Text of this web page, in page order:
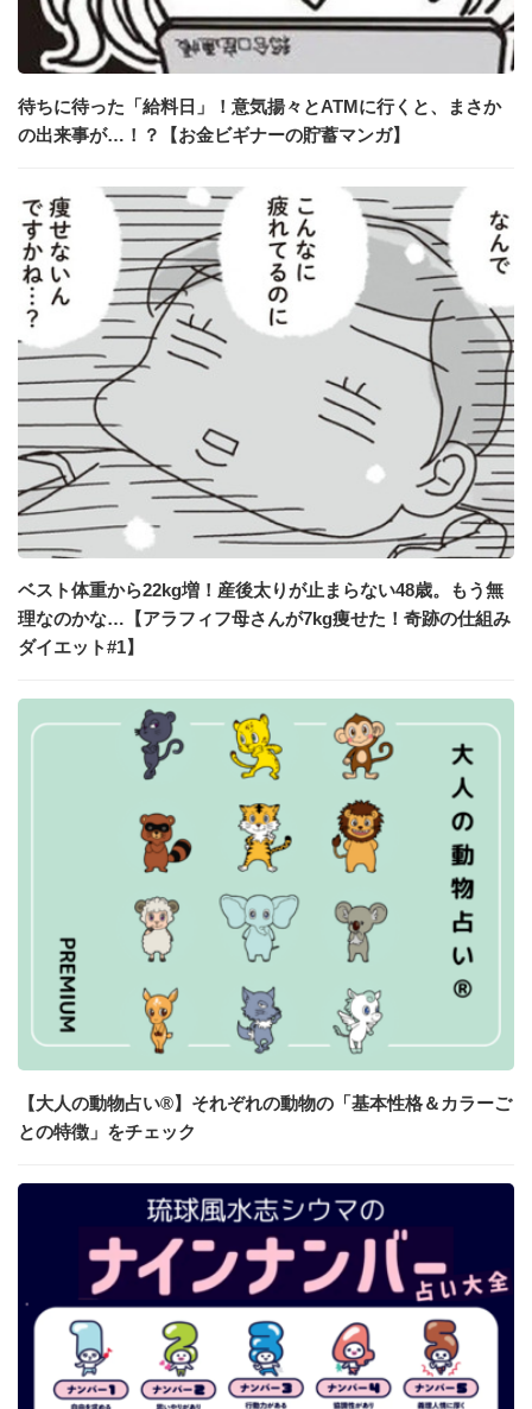
待ちに待った「給料日」！意気揚々とATMに行くと、まさか
の出来事が…！？【お金ビギナーの貯蓄マンガ】
ベスト体重から22kg増！産後太りが止まらない48歳。もう無
理なのかな…【アラフィフ母さんが7kg痩せた！奇跡の仕組み
ダイエット#1】
【大人の動物占い®】それぞれの動物の「基本性格＆カラーご
との特徴」をチェック